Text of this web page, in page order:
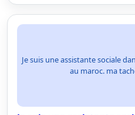
Je suis une assistante sociale
au maroc. ma